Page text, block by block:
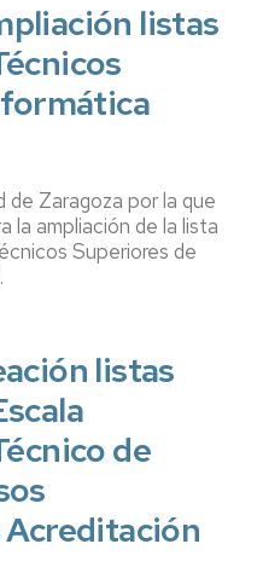
listas
de Zaragoza por la que
la ampliación de la lista
Superiores de
listas
de